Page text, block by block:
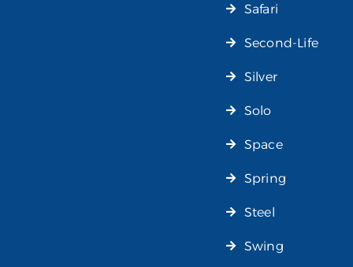
Safari
Second-Life
Silver
Solo
Space
Spring
Steel
Swing